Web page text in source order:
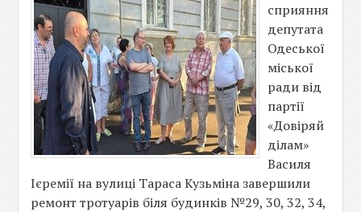
сприяння
депутата
Одеської
міської
ради від
партії
«Довіряй
ділам»
Василя
Ієремії на вулиці Тараса Кузьміна завершили
ремонт тротуарів біля будинків №29, 30, 32, 34,